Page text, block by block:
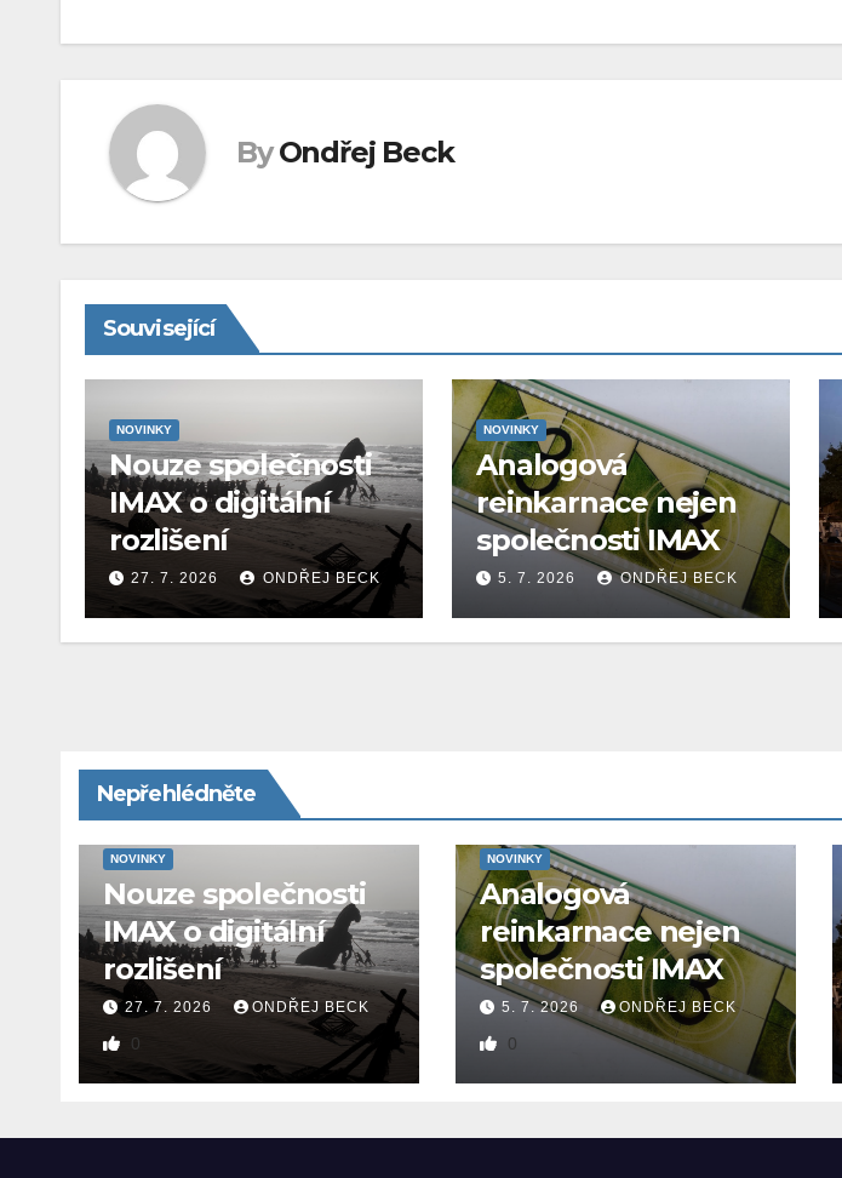
By Ondřej Beck
Související
NOVINKY
Nouze společnosti
IMAX o digitální
rozlišení
27. 7. 2026 ONDŘEJ BECK
NOVINKY
Analogová
reinkarnace nejen
společnosti IMAX
5. 7. 2026 ONDŘEJ BECK
Nepřehlédněte
NOVINKY
Nouze společnosti
IMAX o digitální
rozlišení
27. 7. 2026 ONDŘEJ BECK
0
NOVINKY
Analogová
reinkarnace nejen
společnosti IMAX
5. 7. 2026 ONDŘEJ BECK
0